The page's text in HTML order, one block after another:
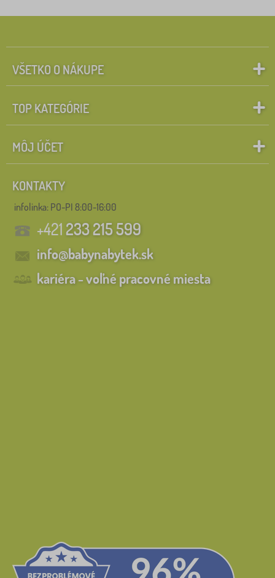
VŠETKO O NÁKUPE
TOP KATEGÓRIE
MÔJ ÚČET
KONTAKTY
infolinka: PO-PI 8:00-16:00
+421233 215 599
info@babynabytek.sk
kariéra - voľné pracovné miesta